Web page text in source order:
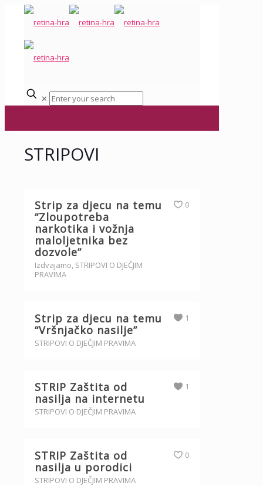
✕
STRIPOVI
Strip za djecu na temu
“Zloupotreba
narkotika i vožnja
maloljetnika bez
dozvole”
Izdvajamo, STRIPOVI O DJEČJIM
PRAVIMA
0
Strip za djecu na temu
“Vršnjačko nasilje”
STRIPOVI O DJEČJIM PRAVIMA
1
STRIP Zaštita od
nasilja na internetu
STRIPOVI O DJEČJIM PRAVIMA
1
STRIP Zaštita od
nasilja u porodici
STRIPOVI O DJEČJIM PRAVIMA
0